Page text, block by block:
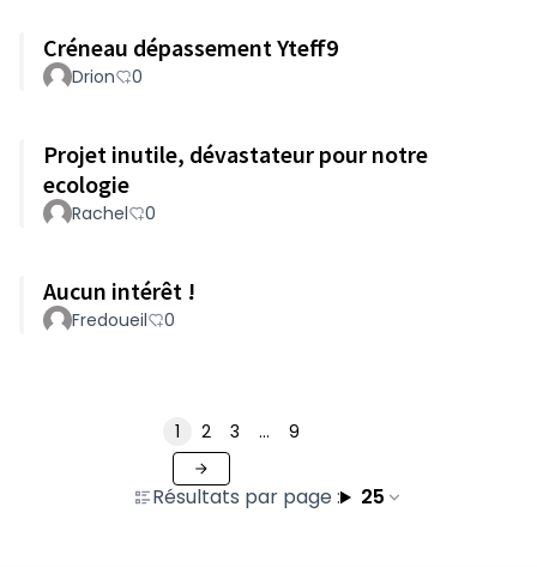
Créneau dépassement Yteff9
Drion 0
Projet inutile, dévastateur pour notre
ecologie
Rachel 0
Aucun intérêt !
Fredoueil 0
Résultats par page : 25
1 2 3 … 9